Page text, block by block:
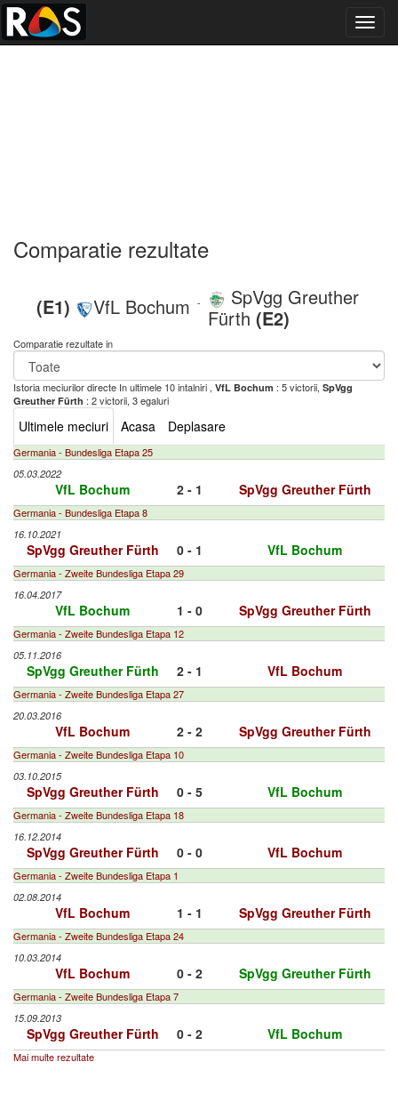
Comparatie rezultate
(E1) VfL Bochum -
SpVgg Greuther
Fürth (E2)
Comparatie rezultate in
Istoria meciurilor directe In ultimele 10 intalniri , VfL Bochum : 5 victorii, SpVgg
Greuther Fürth : 2 victorii, 3 egaluri
Ultimele meciuri Acasa Deplasare
Germania - Bundesliga Etapa 25
05.03.2022
VfL Bochum 2 - 1 SpVgg Greuther Fürth
Germania - Bundesliga Etapa 8
16.10.2021
SpVgg Greuther Fürth 0 - 1 VfL Bochum
Germania - Zweite Bundesliga Etapa 29
16.04.2017
VfL Bochum 1 - 0 SpVgg Greuther Fürth
Germania - Zweite Bundesliga Etapa 12
05.11.2016
SpVgg Greuther Fürth 2 - 1 VfL Bochum
Germania - Zweite Bundesliga Etapa 27
20.03.2016
VfL Bochum 2 - 2 SpVgg Greuther Fürth
Germania - Zweite Bundesliga Etapa 10
03.10.2015
SpVgg Greuther Fürth 0 - 5 VfL Bochum
Germania - Zweite Bundesliga Etapa 18
16.12.2014
SpVgg Greuther Fürth 0 - 0 VfL Bochum
Germania - Zweite Bundesliga Etapa 1
02.08.2014
VfL Bochum 1 - 1 SpVgg Greuther Fürth
Germania - Zweite Bundesliga Etapa 24
10.03.2014
VfL Bochum 0 - 2 SpVgg Greuther Fürth
Germania - Zweite Bundesliga Etapa 7
15.09.2013
SpVgg Greuther Fürth 0 - 2 VfL Bochum
Mai multe rezultate